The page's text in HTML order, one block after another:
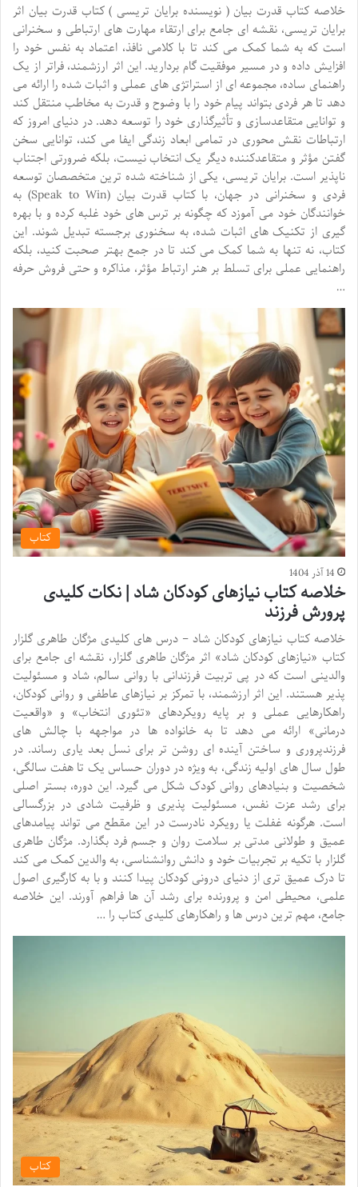
خلاصه کتاب قدرت بیان ( نویسنده برایان تریسی ) کتاب قدرت بیان اثر
برایان تریسی، نقشه ای جامع برای ارتقاء مهارت های ارتباطی و سخنرانی
است که به شما کمک می کند تا با کلامی نافذ، اعتماد به نفس خود را
افزایش داده و در مسیر موفقیت گام بردارید. این اثر ارزشمند، فراتر از یک
راهنمای ساده، مجموعه ای از استراتژی های عملی و اثبات شده را ارائه می
دهد تا هر فردی بتواند پیام خود را با وضوح و قدرت به مخاطب منتقل کند
و توانایی متقاعدسازی و تأثیرگذاری خود را توسعه دهد. در دنیای امروز که
ارتباطات نقش محوری در تمامی ابعاد زندگی ایفا می کند، توانایی سخن
گفتن مؤثر و متقاعدکننده دیگر یک انتخاب نیست، بلکه ضرورتی اجتناب
ناپذیر است. برایان تریسی، یکی از شناخته شده ترین متخصصان توسعه
فردی و سخنرانی در جهان، با کتاب قدرت بیان (Speak to Win) به
خوانندگان خود می آموزد که چگونه بر ترس های خود غلبه کرده و با بهره
گیری از تکنیک های اثبات شده، به سخنوری برجسته تبدیل شوند. این
کتاب، نه تنها به شما کمک می کند تا در جمع بهتر صحبت کنید، بلکه
راهنمایی عملی برای تسلط بر هنر ارتباط مؤثر، مذاکره و حتی فروش حرفه
…
کتاب
14 آذر 1404
خلاصه کتاب نیازهای کودکان شاد | نکات کلیدی
پرورش فرزند
خلاصه کتاب نیازهای کودکان شاد – درس های کلیدی مژگان طاهری گلزار
کتاب «نیازهای کودکان شاد» اثر مژگان طاهری گلزار، نقشه ای جامع برای
والدینی است که در پی تربیت فرزندانی با روانی سالم، شاد و مسئولیت
پذیر هستند. این اثر ارزشمند، با تمرکز بر نیازهای عاطفی و روانی کودکان،
راهکارهایی عملی و بر پایه رویکردهای «تئوری انتخاب» و «واقعیت
درمانی» ارائه می دهد تا به خانواده ها در مواجهه با چالش های
فرزندپروری و ساختن آینده ای روشن تر برای نسل بعد یاری رساند. در
طول سال های اولیه زندگی، به ویژه در دوران حساس یک تا هفت سالگی،
شخصیت و بنیادهای روانی کودک شکل می گیرد. این دوره، بستر اصلی
برای رشد عزت نفس، مسئولیت پذیری و ظرفیت شادی در بزرگسالی
است. هرگونه غفلت یا رویکرد نادرست در این مقطع می تواند پیامدهای
عمیق و طولانی مدتی بر سلامت روان و جسم فرد بگذارد. مژگان طاهری
گلزار با تکیه بر تجربیات خود و دانش روانشناسی، به والدین کمک می کند
تا درک عمیق تری از دنیای درونی کودکان پیدا کنند و با به کارگیری اصول
علمی، محیطی امن و پرورنده برای رشد آن ها فراهم آورند. این خلاصه
جامع، مهم ترین درس ها و راهکارهای کلیدی کتاب را …
کتاب